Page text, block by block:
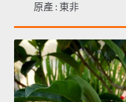
原產 : 東非